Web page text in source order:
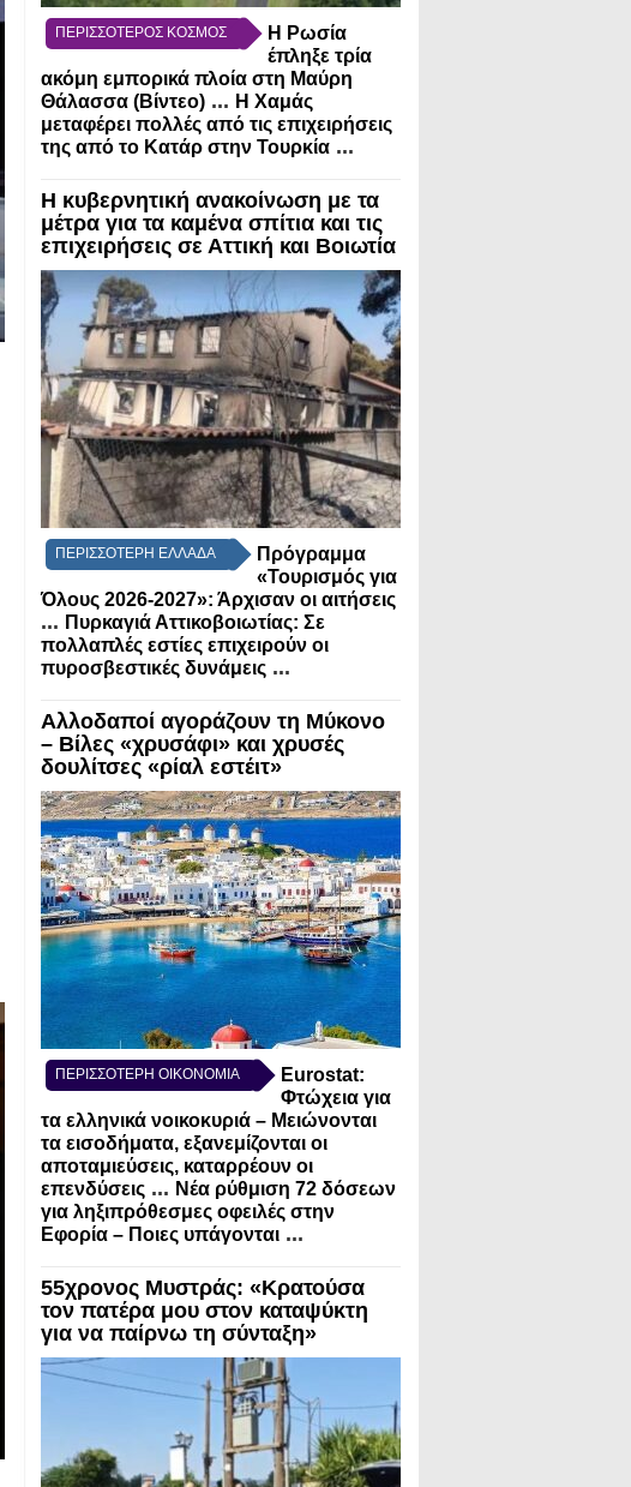
ΠΕΡΙΣΣΟΤΕΡΟΣ ΚΟΣΜΟΣ
Η Ρωσία
έπληξε τρία
ακόμη εμπορικά πλοία στη Μαύρη
Θάλασσα (Βίντεο) ... Η Χαμάς
μεταφέρει πολλές από τις επιχειρήσεις
της από το Κατάρ στην Τουρκία ...
Η κυβερνητική ανακοίνωση με τα
μέτρα για τα καμένα σπίτια και τις
επιχειρήσεις σε Αττική και Βοιωτία
ΠΕΡΙΣΣΟΤΕΡΗ ΕΛΛΑΔΑ
Πρόγραμμα
«Τουρισμός για
Όλους 2026-2027»: Άρχισαν οι αιτήσεις
... Πυρκαγιά Αττικοβοιωτίας: Σε
πολλαπλές εστίες επιχειρούν οι
πυροσβεστικές δυνάμεις ...
Αλλοδαποί αγοράζουν τη Μύκονο
– Βίλες «χρυσάφι» και χρυσές
δουλίτσες «ρίαλ εστέιτ»
ΠΕΡΙΣΣΟΤΕΡΗ ΟΙΚΟΝΟΜΙΑ
Eurostat:
Φτώχεια για
τα ελληνικά νοικοκυριά – Μειώνονται
τα εισοδήματα, εξανεμίζονται οι
αποταμιεύσεις, καταρρέουν οι
επενδύσεις ... Νέα ρύθμιση 72 δόσεων
για ληξιπρόθεσμες οφειλές στην
Εφορία – Ποιες υπάγονται ...
55χρονος Μυστράς: «Κρατούσα
τον πατέρα μου στον καταψύκτη
για να παίρνω τη σύνταξη»